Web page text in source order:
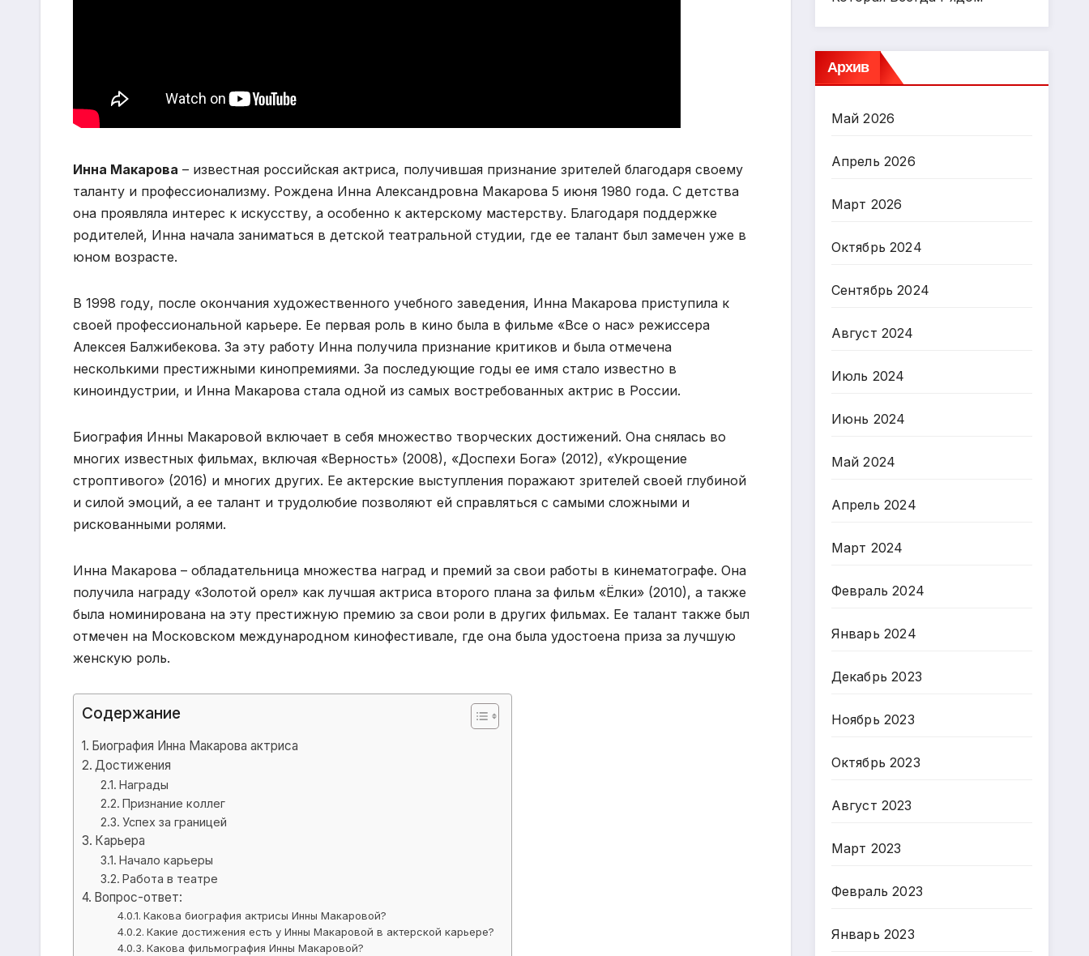
Инна Макарова – известная российская актриса, получившая признание зрителей благодаря своему
таланту и профессионализму. Рождена Инна Александровна Макарова 5 июня 1980 года. С детства
она проявляла интерес к искусству, а особенно к актерскому мастерству. Благодаря поддержке
родителей, Инна начала заниматься в детской театральной студии, где ее талант был замечен уже в
юном возрасте.
В 1998 году, после окончания художественного учебного заведения, Инна Макарова приступила к
своей профессиональной карьере. Ее первая роль в кино была в фильме «Все о нас» режиссера
Алексея Балжибекова. За эту работу Инна получила признание критиков и была отмечена
несколькими престижными кинопремиями. За последующие годы ее имя стало известно в
киноиндустрии, и Инна Макарова стала одной из самых востребованных актрис в России.
Биография Инны Макаровой включает в себя множество творческих достижений. Она снялась во
многих известных фильмах, включая «Верность» (2008), «Доспехи Бога» (2012), «Укрощение
строптивого» (2016) и многих других. Ее актерские выступления поражают зрителей своей глубиной
и силой эмоций, а ее талант и трудолюбие позволяют ей справляться с самыми сложными и
рискованными ролями.
Инна Макарова – обладательница множества наград и премий за свои работы в кинематографе. Она
получила награду «Золотой орел» как лучшая актриса второго плана за фильм «Ёлки» (2010), а также
была номинирована на эту престижную премию за свои роли в других фильмах. Ее талант также был
отмечен на Московском международном кинофестивале, где она была удостоена приза за лучшую
женскую роль.
Содержание
Биография Инна Макарова актриса
Достижения
Награды
Признание коллег
Успех за границей
Карьера
Начало карьеры
Работа в театре
Вопрос-ответ:
Какова биография актрисы Инны Макаровой?
Какие достижения есть у Инны Макаровой в актерской карьере?
Какова фильмография Инны Макаровой?
Архив
Май 2026
Апрель 2026
Март 2026
Октябрь 2024
Сентябрь 2024
Август 2024
Июль 2024
Июнь 2024
Май 2024
Апрель 2024
Март 2024
Февраль 2024
Январь 2024
Декабрь 2023
Ноябрь 2023
Октябрь 2023
Август 2023
Март 2023
Февраль 2023
Январь 2023